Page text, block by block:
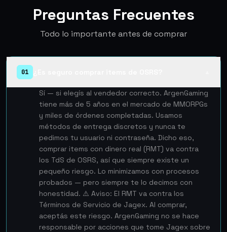
Preguntas Frecuentes
Todo lo importante antes de comprar
01
Sí — si elegís al vendedor correcto. ArgenGaming
tiene más de 5 años en el mercado de MMORPGs
y miles de órdenes completadas. Usamos
métodos de entrega discretos y nunca te
pedimos tu usuario ni contraseña. Dicho eso,
comprar items con dinero real (RMT) va contra
los TdS de OSRS, así que siempre existe un
pequeño riesgo. Lo minimizamos con procesos
probados — pero siempre te lo decimos con
honestidad. ⚠️ Aviso: El RMT va contra los
Términos de Servicio de Jagex. Al comprar,
aceptás este riesgo. ArgenGaming no se hace
responsable por acciones que tome Jagex sobre